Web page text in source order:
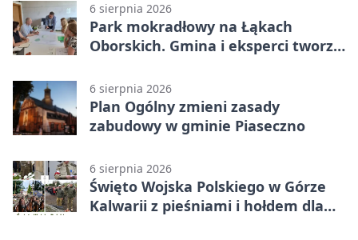
6 sierpnia 2026
Park mokradłowy na Łąkach
Oborskich. Gmina i eksperci tworzą
6 sierpnia 2026
Plan Ogólny zmieni zasady
zabudowy w gminie Piaseczno
6 sierpnia 2026
Święto Wojska Polskiego w Górze
Kalwarii z pieśniami i hołdem dla